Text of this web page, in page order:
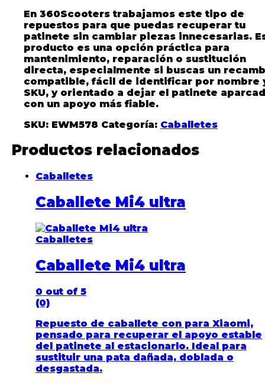
En 360Scooters trabajamos este tipo de
repuestos para que puedas recuperar tu
patinete sin cambiar piezas innecesarias.
producto es una opción práctica para
mantenimiento, reparación o sustitución
directa, especialmente si buscas un
compatible, fácil de identificar por nombre
SKU, y orientado a dejar el patinete
con un apoyo más fiable.
SKU: EWM578 Categoría: Caballetes
Productos relacionados
Caballetes
Caballete Mi4 ultra
Caballetes
Caballete Mi4 ultra
0 out of 5
(0)
Repuesto de caballete con para Xiaomi,
pensado para recuperar el apoyo estable
del patinete al estacionarlo. Ideal para
sustituir una pata dañada, doblada o
desgastada.